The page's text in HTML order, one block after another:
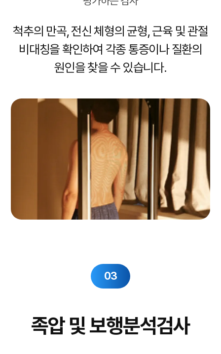
척추의 만곡, 전신 체형의 균형, 근육 및 관절
비대칭을 확인하여 각종 통증이나 질환의
원인을 찾을 수 있습니다.
03
족압 및 보행분석검사